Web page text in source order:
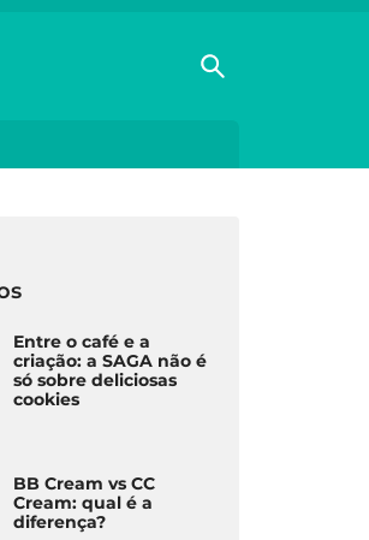
Entre o café e a
criação: a SAGA não é
só sobre deliciosas
cookies
BB Cream vs CC
Cream: qual é a
diferença?